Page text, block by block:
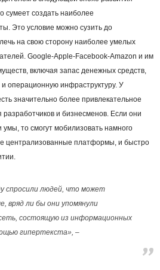
сумеет создать наиболее
Это условие можно сузить до
на свою сторону наиболее умелых
Google-Apple-Facebook-Amazon и им
включая запас денежных средств,
операционную инфраструктуру. У
значительно более привлекательное
и бизнесменов. Если они
то смогут мобилизовать намного
централизованные платформы, и быстро
спросили людей, что может
вряд ли бы они упомянули
состоящую из информационных
гипертекста», –